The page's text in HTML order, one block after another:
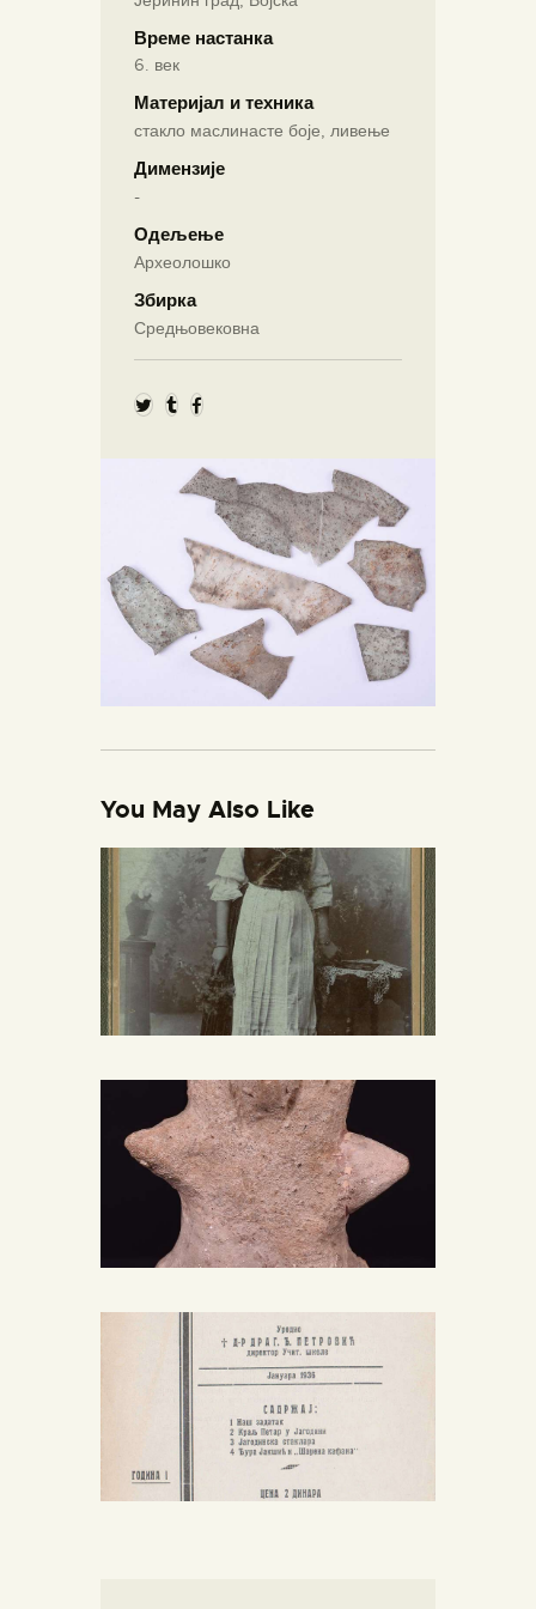
Време настанка
6. век
Материјал и техника
стакло маслинасте боје, ливење
Димензије
-
Одељење
Археолошко
Збирка
Средњовековна
You May Also Like